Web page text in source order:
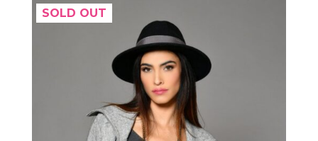
SOLD OUT